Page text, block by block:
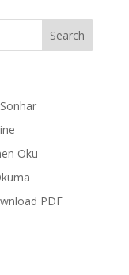
Oku
PDF